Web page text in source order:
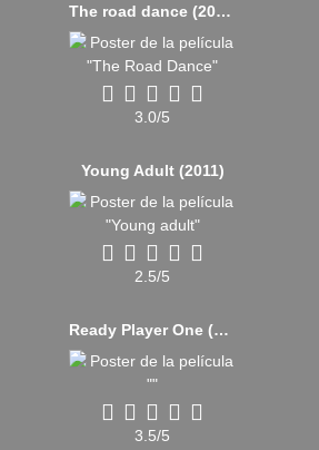
The road dance (2021)
3.0/5
Young Adult (2011)
2.5/5
Ready Player One (2018)
3.5/5